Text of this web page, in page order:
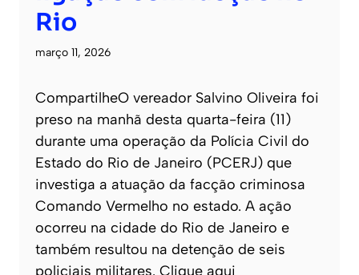
Rio
março 11, 2026
CompartilheO vereador Salvino Oliveira foi
preso na manhã desta quarta-feira (11)
durante uma operação da Polícia Civil do
Estado do Rio de Janeiro (PCERJ) que
investiga a atuação da facção criminosa
Comando Vermelho no estado. A ação
ocorreu na cidade do Rio de Janeiro e
também resultou na detenção de seis
policiais militares. Clique aqui